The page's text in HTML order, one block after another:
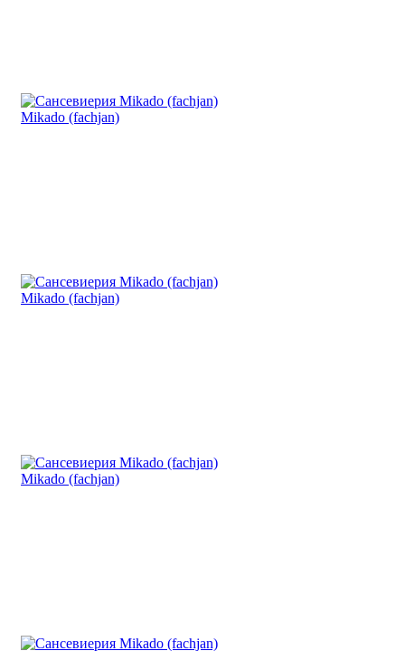
Mikado (fachjan)
Mikado (fachjan)
Mikado (fachjan)